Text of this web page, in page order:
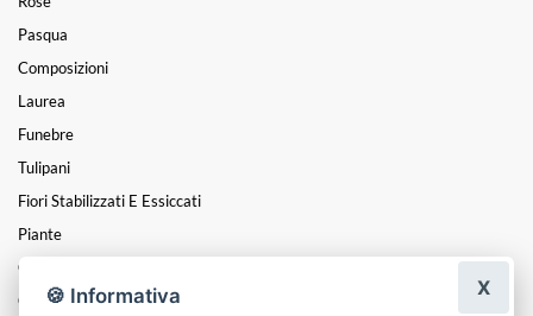
Pasqua
Composizioni
Laurea
Funebre
Tulipani
Fiori Stabilizzati E Essiccati
Piante
Cuori
Coroncine
🍪 Informativa X